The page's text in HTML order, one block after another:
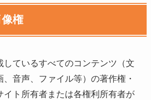
権
しているすべてのコンテンツ（文
音声、ファイル等）の著作権・
イト所有者または各権利所有者が